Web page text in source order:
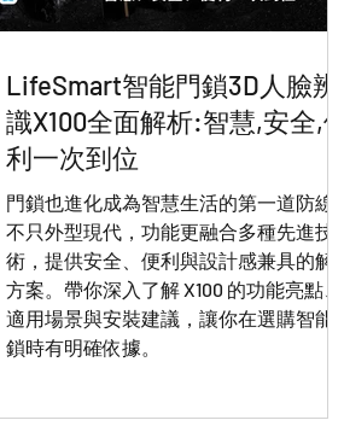
LifeSmart智能門鎖3D人臉辨
識X100全面解析:智慧,安全,便
利一次到位
門鎖也進化成為智慧生活的第一道防線。
不只外型現代，功能更融合多種先進技
術，提供安全、便利與設計感兼具的解決
方案。帶你深入了解 X100 的功能亮點、
適用場景與安裝建議，讓你在選購智能門
鎖時有明確依據。